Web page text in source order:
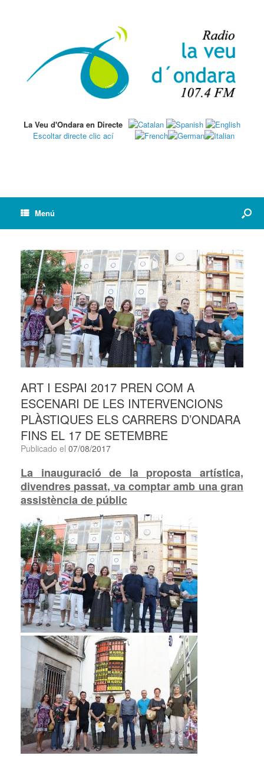
La Veu d'Ondara en Directe
Escoltar directe clic ací
Menú
ART I ESPAI 2017 PREN COM A
ESCENARI DE LES INTERVENCIONS
PLÀSTIQUES ELS CARRERS D’ONDARA
FINS EL 17 DE SETEMBRE
Publicado el 07/08/2017
La inauguració de la proposta artística,
divendres passat, va comptar amb una gran
assistència de públic